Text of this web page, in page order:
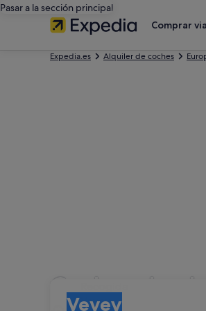
Pasar a la sección principal
Comprar
Expedia.es Alquiler de coches
Coches de
Vevey